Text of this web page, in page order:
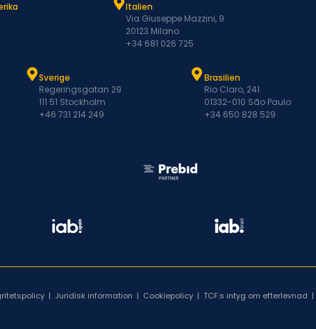
Italien
Via Giuseppe Mazzini, 9
20123 Milano
+34 681 026 725
Sverige
Regeringsgatan 29
111 51 Stockholm
+46 731 214 249
Brasilien
Rio Claro, 241
01332-010 São Paulo
+34 650 828 529
| Juridisk information | Cookiepolicy |TCF:s intyg om efterlevnad |